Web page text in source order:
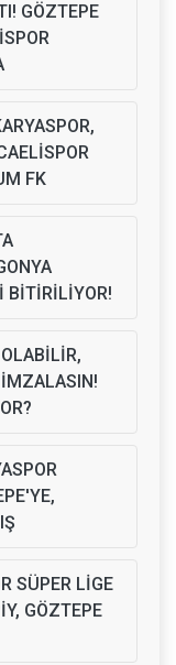
GÖZTEPE
FK
BİTİRİLİYOR!
SÜPER LİGE
GÖZTEPE